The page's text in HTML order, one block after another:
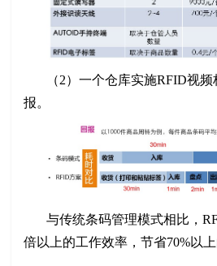
（2）一个仓库实施RFID视
报。
与传统条码管理模式相比，
倍以上的工作效率，节省70%以